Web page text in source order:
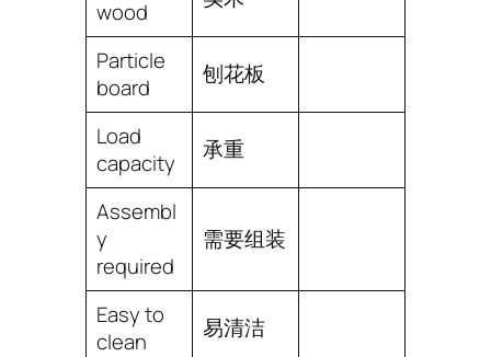
wood
Particle
board
刨花板
Load
capacity
承重
Assembl
y
required
需要组装
Easy to
clean
易清洁